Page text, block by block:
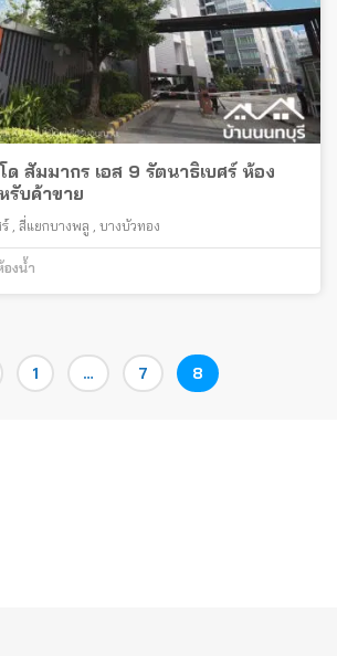
สัมมากร เอส 9 รัตนาธิเบศร์ ห้อง
รับค้าขาย
สี่แยกบางพลู บางบัวทอง
องน้ำ
Page
1 … Page
7 Page
8